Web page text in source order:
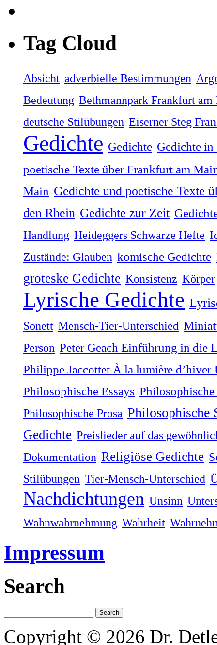
Tag Cloud
Absicht adverbielle Bestimmungen
Bedeutung Bethmannpark Frankfurt am
deutsche Stilübungen Eiserner Steg
Gedichte Gedichte Gedichte in
poetische Texte über Frankfurt am
Main Gedichte und poetische Texte
den Rhein Gedichte zur Zeit
Handlung Heideggers Schwarze Hefte
Zustände: Glauben komische Gedichte
groteske Gedichte Konsistenz Körper
Lyrische Gedichte
Sonett Mensch-Tier-Unterschied
Person Peter Geach Einführung in die
Philippe Jaccottet À la lumière dʼhiver
Philosophische Essays
Philosophische Prosa Philosophische
Gedichte Preislieder auf das
Dokumentation Religiöse Gedichte
Stilübungen Tier-Mensch-Unterschied
Nachdichtungen Unsinn
Wahnwahrnehmung Wahrheit
Impressum
Search
Copyright © 2026 Dr.